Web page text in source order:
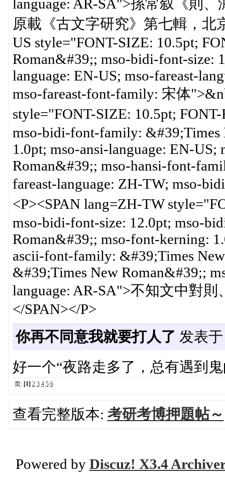
language: AR-SA">孫常叙《則
原載《古文字研究》第七輯，北
US style="FONT-SIZE: 10.5pt;
Roman&#39;; mso-bidi-font-size:
language: EN-US; mso-fareast-
mso-fareast-font-family: 宋体
style="FONT-SIZE: 10.5pt;
mso-bidi-font-family: &#39;Times
1.0pt; mso-ansi-language: EN-
Roman&#39;; mso-hansi-font-
fareast-language: ZH-TW; mso-
<P><SPAN lang=ZH-TW
mso-bidi-font-size: 12.0pt; mso-
Roman&#39;; mso-font-kerning:
ascii-font-family: &#39;Times
&#39;Times New Roman&#39;;
language: AR-SA">不知文中對
</SPAN></P>
你再不同意我就要打人了 发表
好一个“夜路走多了，总有遇到
页: [1] 2 3 4 5 6
查看完整版本: 考研考博押題帖～
Powered by Discuz! X3.4